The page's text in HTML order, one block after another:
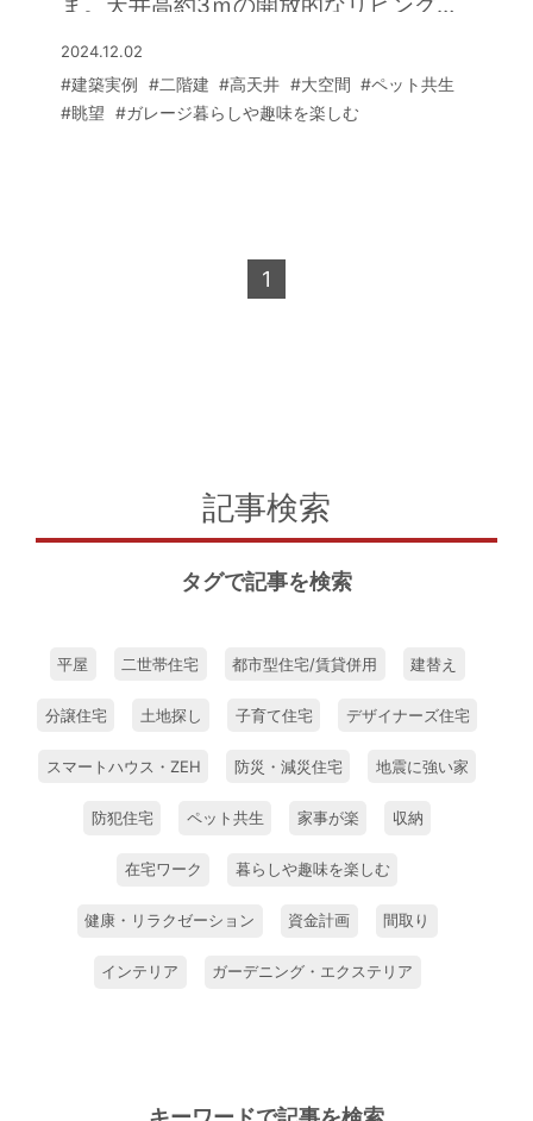
で高層建築が多いエリアながら、屋内で
くつろいでいるとまるで別世界にいるか
のよう。「意識がトランスする感覚に陥
ったかのよう。美しい山を借景に、ゆっ
たりと心地よい時間が流れています。
がらリビングへと続くタイル張りの廊下
は、美術館の回廊のような佇まいで、サ
な空間デザインに。タイル張りの床は愛
犬たちが楽しく走り回れるよう、滑りに
ンの壁面収納やパントリー、リビングか
どでスッキリ片付く暮らしを実現。機能
に考えられた収納プランが美しい暮らし
色を眺めたり、愛犬と一緒に遊んだり。
大きな窓から四季折々に変化していく山
が格別なものになりました」と微笑むＴ
高い断熱性能に守られて一年を通して心
地よく、「寒さが厳しい岩手の冬も暖か
2024.12.02
#建築実例 #二階建 #高天井 #大空間 #ペット共生
#眺望 #ガレージ暮らしや趣味を楽しむ
1
記事検索
タグで記事を検索
平屋 二世帯住宅 都市型住宅/賃貸併用 建替え
分譲住宅 土地探し 子育て住宅 デザイナーズ住宅
スマートハウス・ZEH 防災・減災住宅 地震に強い家
防犯住宅 ペット共生 家事が楽 収納
在宅ワーク 暮らしや趣味を楽しむ
健康・リラクゼーション 資金計画 間取り
インテリア ガーデニング・エクステリア